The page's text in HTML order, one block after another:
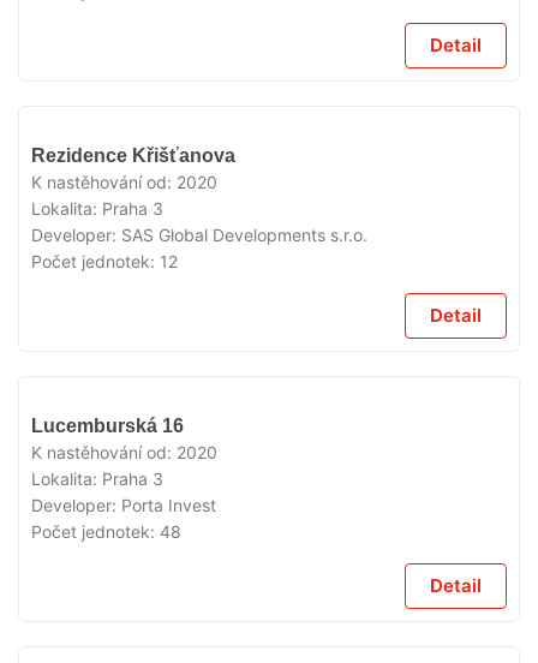
Detail
Rezidence Křišťanova
K nastěhování od: 2020
Lokalita: Praha 3
Developer: SAS Global Developments s.r.o.
Počet jednotek: 12
Detail
Lucemburská 16
K nastěhování od: 2020
Lokalita: Praha 3
Developer: Porta Invest
Počet jednotek: 48
Detail